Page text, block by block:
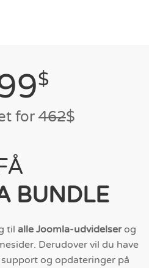
$
for 462$
BUNDLE
til alle Joomla-udvidelserog
Derudover vil du have
og opdateringer på